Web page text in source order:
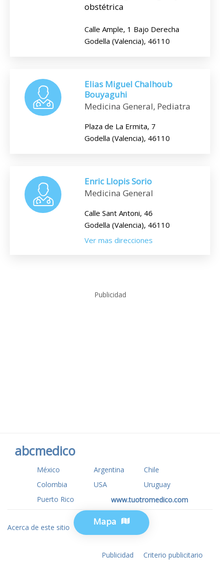
obstétrica
Calle Ample, 1 Bajo Derecha
Godella (Valencia), 46110
Elias Miguel Chalhoub
Bouyaguhi
Medicina General, Pediatra
Plaza de La Ermita, 7
Godella (Valencia), 46110
Enric Llopis Sorio
Medicina General
Calle Sant Antoni, 46
Godella (Valencia), 46110
Ver mas direcciones
Mapa
Publicidad
abcmedico
México Argentina
Chile
Colombia
USA
Uruguay
Puerto Rico
www.tuotromedico.com
Acerca de este sitio Privacidad
Publicidad Criterio publicitario